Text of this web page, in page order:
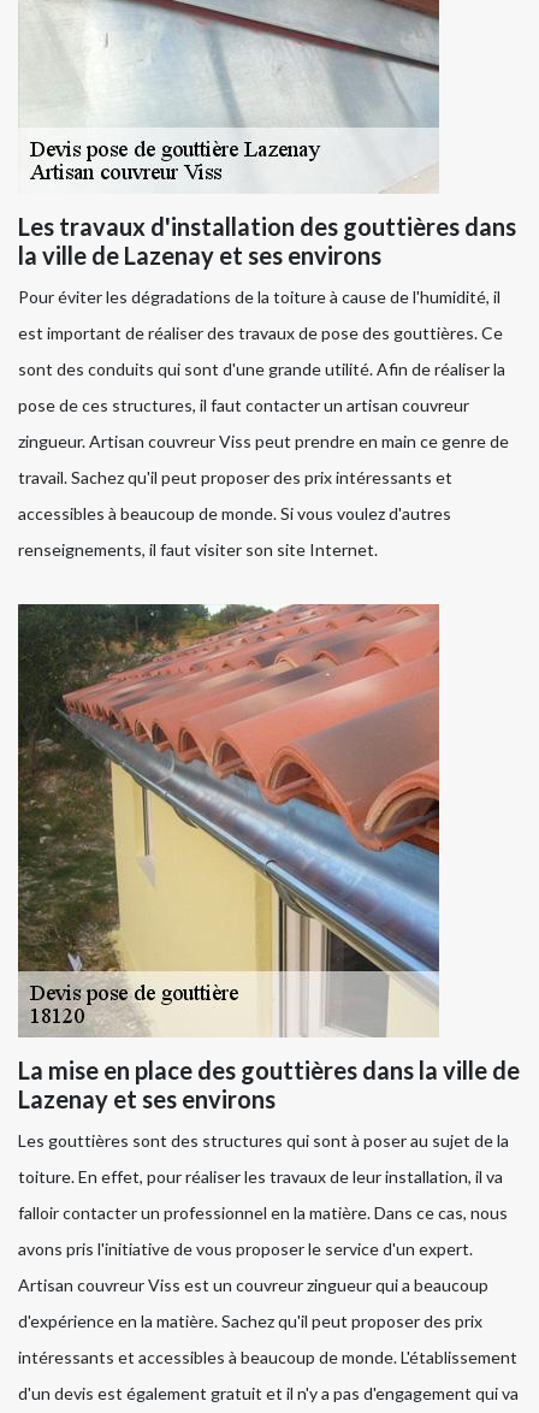
Les travaux d'installation des gouttières dans
la ville de Lazenay et ses environs
Pour éviter les dégradations de la toiture à cause de l'humidité, il
est important de réaliser des travaux de pose des gouttières. Ce
sont des conduits qui sont d'une grande utilité. Afin de réaliser la
pose de ces structures, il faut contacter un artisan couvreur
zingueur. Artisan couvreur Viss peut prendre en main ce genre de
travail. Sachez qu'il peut proposer des prix intéressants et
accessibles à beaucoup de monde. Si vous voulez d'autres
renseignements, il faut visiter son site Internet.
La mise en place des gouttières dans la ville de
Lazenay et ses environs
Les gouttières sont des structures qui sont à poser au sujet de la
toiture. En effet, pour réaliser les travaux de leur installation, il va
falloir contacter un professionnel en la matière. Dans ce cas, nous
avons pris l'initiative de vous proposer le service d'un expert.
Artisan couvreur Viss est un couvreur zingueur qui a beaucoup
d'expérience en la matière. Sachez qu'il peut proposer des prix
intéressants et accessibles à beaucoup de monde. L'établissement
d'un devis est également gratuit et il n'y a pas d'engagement qui va